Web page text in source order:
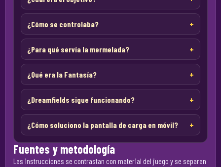
¿Cómo se controlaba?
¿Para qué servía la mermelada?
¿Qué era la Fantasía?
¿Dreamfields sigue funcionando?
¿Cómo soluciono la pantalla de carga en móvil?
Fuentes y metodología
Las instrucciones se contrastan con material del juego y se separan